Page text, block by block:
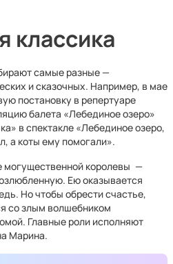
классика
самые разные —
и сказочных. Например, в мае
постановку в репертуаре
балета «Лебединое озеро»
в спектакле «Лебединое озеро,
а коты ему помогали».
королевы —
Ею оказывается
Но чтобы обрести счастье,
со злым волшебником
Главные роли исполняют
Марина.